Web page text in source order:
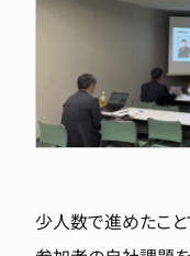
少人数で進めたこと